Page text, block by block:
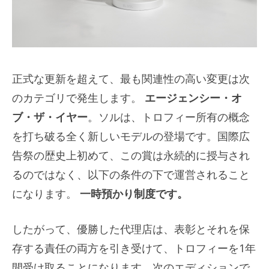
正式な更新を超えて、最も関連性の高い変更は次
のカテゴリで発生します。 エージェンシー・オ
ブ・ザ・イヤー。ソルは、トロフィー所有の概念
を打ち破る全く新しいモデルの登場です。国際広
告祭の歴史上初めて、この賞は永続的に授与され
るのではなく、以下の条件の下で運営されること
になります。 一時預かり制度です。
したがって、優勝した代理店は、表彰とそれを保
存する責任の両方を引き受けて、トロフィーを1年